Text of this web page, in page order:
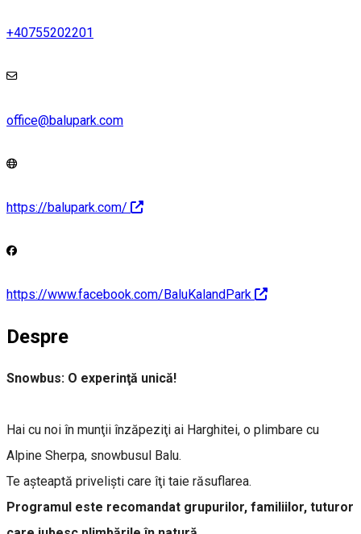
+40755202201
office@balupark.com
https://balupark.com/
https://www.facebook.com/BaluKalandPark
Despre
Snowbus: O experinţă unică!
Hai cu noi în munţii înzăpeziţi ai Harghitei, o plimbare cu
Alpine Sherpa, snowbusul Balu.
Te aşteaptă privelişti care îţi taie răsuflarea.
Programul este recomandat grupurilor, familiilor, tuturor